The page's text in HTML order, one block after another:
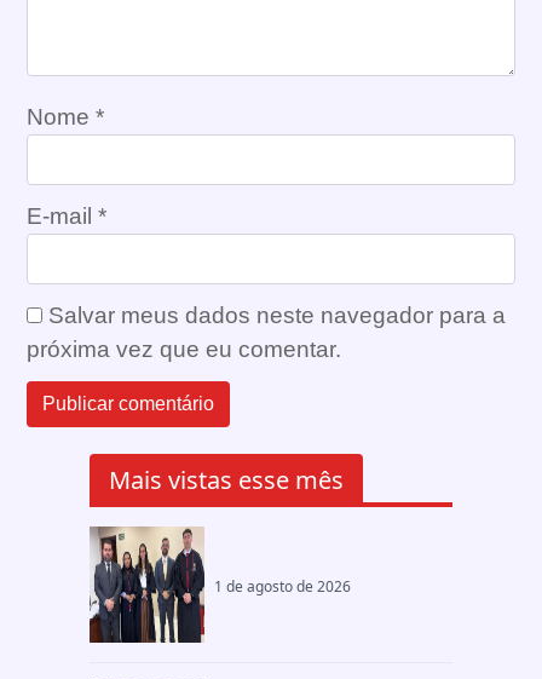
Nome *
E-mail *
Salvar meus dados neste navegador para a
próxima vez que eu comentar.
Mais vistas esse mês
1 de agosto de 2026